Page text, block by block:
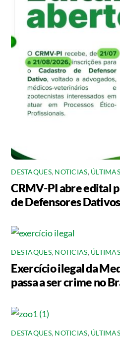
DESTAQUES, NOTICIAS, ÚLTIMAS
CRMV-PI abre edital
de Defensores Dativos
DESTAQUES, NOTICIAS, ÚLTIMAS
Exercício ilegal da
passa a ser crime no
DESTAQUES, NOTICIAS, ÚLTIMAS